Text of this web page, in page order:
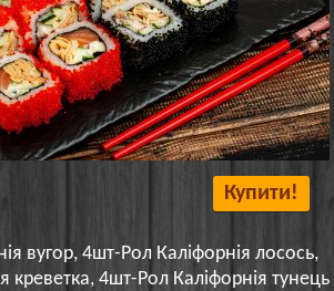
Купити!
вугор, 4шт-Рол Каліфорнія лосось,
креветка, 4шт-Рол Каліфорнія тунець